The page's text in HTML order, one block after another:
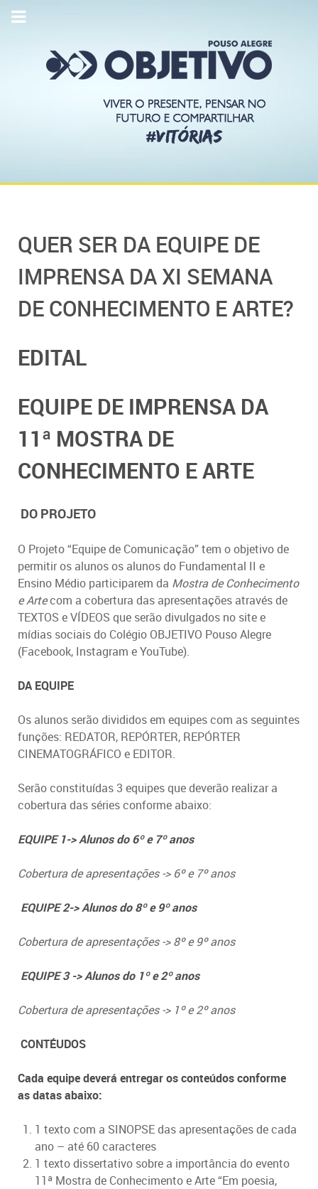
QUER SER DA EQUIPE DE
IMPRENSA DA XI SEMANA
DE CONHECIMENTO E ARTE?
EDITAL
EQUIPE DE IMPRENSA DA
11ª MOSTRA DE
CONHECIMENTO E ARTE
DO PROJETO
O Projeto “Equipe de Comunicação” tem o objetivo de
permitir os alunos os alunos do Fundamental II e
Ensino Médio participarem da Mostra de Conhecimento
e Artecom a cobertura das apresentações através de
TEXTOS e VÍDEOS que serão divulgados no site e
mídias sociais do Colégio OBJETIVO Pouso Alegre
(Facebook, Instagram e YouTube).
DA EQUIPE
Os alunos serão divididos em equipes com as seguintes
funções: REDATOR, REPÓRTER, REPÓRTER
CINEMATOGRÁFICO e EDITOR.
Serão constituídas 3 equipes que deverão realizar a
cobertura das séries conforme abaixo:
EQUIPE 1-> Alunos do 6º e 7º anos
Cobertura de apresentações -> 6º e 7º anos
EQUIPE 2-> Alunos do 8º e 9º anos
Cobertura de apresentações -> 8º e 9º anos
EQUIPE 3 -> Alunos do 1º e 2º anos
Cobertura de apresentações -> 1º e 2º anos
CONTÉUDOS
Cada equipe deverá entregar os conteúdos conforme
as datas abaixo:
1 texto com a SINOPSE das apresentações de cada
ano – até 60 caracteres
1 texto dissertativo sobre a importância do evento
11ª Mostra de Conhecimento e Arte “Em poesia,